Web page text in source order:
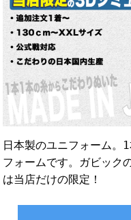
日本製のユニフォーム。
フォームです。ガビック
は当店だけの限定！